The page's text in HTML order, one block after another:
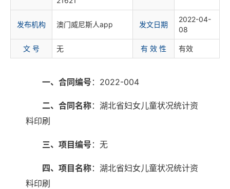
发布机构 澳门威尼斯人app 发文日期
2022-04-
08
文 号 无 有 效 性 有效
一、合同编号 ：2022-004
二、合同名称：湖北省妇女儿童状况统计资
料印刷
三、项目编号 ：无
四、项目名称：湖北省妇女儿童状况统计资
料印刷